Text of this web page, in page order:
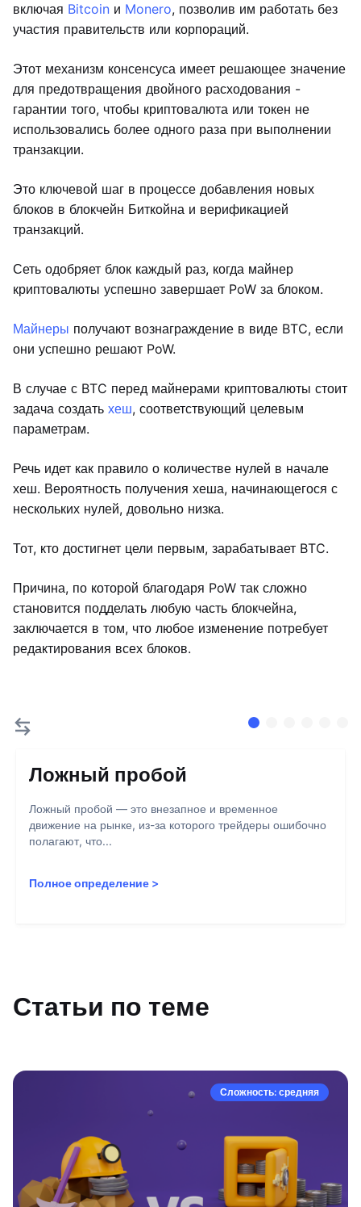
включая Bitcoin и Monero, позволив им работать без
участия правительств или корпораций.
Этот механизм консенсуса имеет решающее значение
для предотвращения двойного расходования -
гарантии того, чтобы криптовалюта или токен не
использовались более одного раза при выполнении
транзакции.
Это ключевой шаг в процессе добавления новых
блоков в блокчейн Биткойна и верификацией
транзакций.
Сеть одобряет блок каждый раз, когда майнер
криптовалюты успешно завершает PoW за блоком.
Майнеры получают вознаграждение в виде BTC, если
они успешно решают PoW.
В случае с BTC перед майнерами криптовалюты стоит
задача создать хеш, соответствующий целевым
параметрам.
Речь идет как правило о количестве нулей в начале
хеш. Вероятность получения хеша, начинающегося с
нескольких нулей, довольно низка.
Тот, кто достигнет цели первым, зарабатывает BTC.
Причина, по которой благодаря PoW так сложно
становится подделать любую часть блокчейна,
заключается в том, что любое изменение потребует
редактирования всех блоков.
Ложный пробой
Ложный пробой — это внезапное и временное
движение на рынке, из-за которого трейдеры ошибочно
полагают, что...
Полное определение >
Статьи по теме
Сложность: средняя